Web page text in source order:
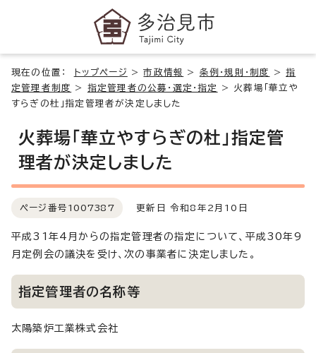
現在の位置： トップページ >市政情報 > 条例・規則・制度 >指
定管理者制度
> 指定管理者の公募・選定・指定 > 火葬場「華立や
すらぎの杜」指定管理者が決定しました
火葬場「華立やすらぎの杜」指定管
理者が決定しました
ページ番号 1007387 更新日 令和8年2月10日
平成31年4月からの指定管理者の指定について、平成30年9
月定例会の議決を受け、次の事業者に決定しました。
指定管理者の名称等
太陽築炉工業株式会社